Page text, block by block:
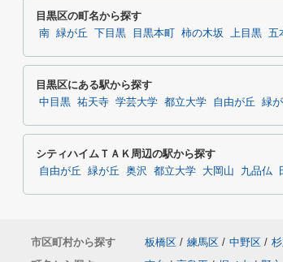
目黒区の町名から探す
南 緑が丘 下目黒 目黒本町 柿の木坂 上目黒 五
目黒区にある駅から探す
中目黒 祐天寺 学芸大学 都立大学 自由が丘 緑
シティハイムＴＡＫ周辺の駅から探す
自由が丘 緑が丘 奥沢 都立大学 大岡山 九品仏
市区町村から探す 板橋区 / 練馬区 / 中野区 /